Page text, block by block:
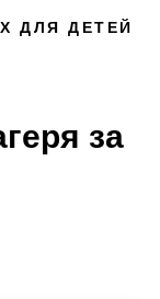
ДЛЯ ДЕТЕЙ
за